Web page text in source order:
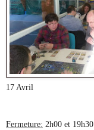
17 Avril
Fermeture: 2h00 et 19h30